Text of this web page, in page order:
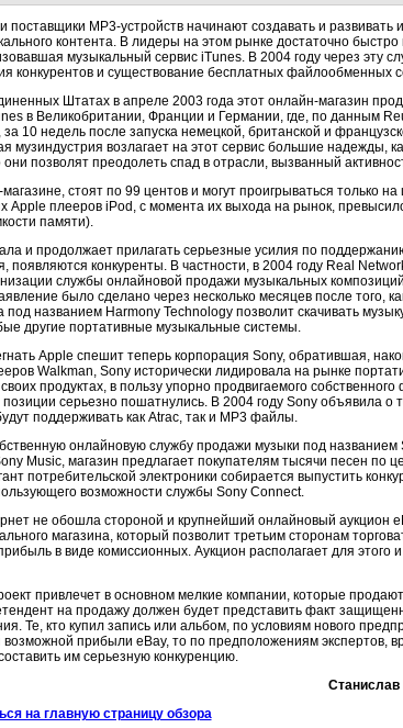
поставщики МР3-устройств начинают создавать и развивать
контента. В лидеры на этом рынке достаточно
музыкальный сервис iTunes. В 2004 году через эту
конкурентов и существование бесплатных файлообменных
Штатах в апреле 2003 года этот онлайн-магазин
в Великобритании, Франции и Германии, где, по данным
10 недель после запуска немецкой, британской и
музиндустрия возлагает на этот сервис большие надежды,
позволят преодолеть спад в отрасли, вызванный
стоят по 99 центов и могут проигрываться только
Apple плееров iPod, с момента их выхода на рынок,
памяти).
и продолжает прилагать серьезные усилия по
появляются конкуренты. В частности, в 2004 году Real
службы онлайновой продажи музыкальных
было сделано через несколько месяцев после того,
названием Harmony Technology позволит скачивать
другие портативные музыкальные системы.
Apple спешит теперь корпорация Sony, обратившая,
Walkman, Sony исторически лидировала на рынке
продуктах, в пользу упорно продвигаемого
серьезно пошатнулись. В 2004 году Sony объявила
поддерживать как Atrac, так и MP3 файлы.
онлайновую службу продажи музыки под названием
Music, магазин предлагает покупателям тысячи песен по
потребительской электроники собирается выпустить
возможности службы Sony Connect.
не обошла стороной и крупнейший онлайновый аукцион
магазина, который позволит третьим сторонам
в виде комиссионных. Аукцион располагает для этого
привлечет в основном мелкие компании, которые
на продажу должен будет представить факт
Те, кто купил запись или альбом, по условиям нового
возможной прибыли eBay, то по предположениям экспертов,
им серьезную конкуренцию.
на главную страницу обзора